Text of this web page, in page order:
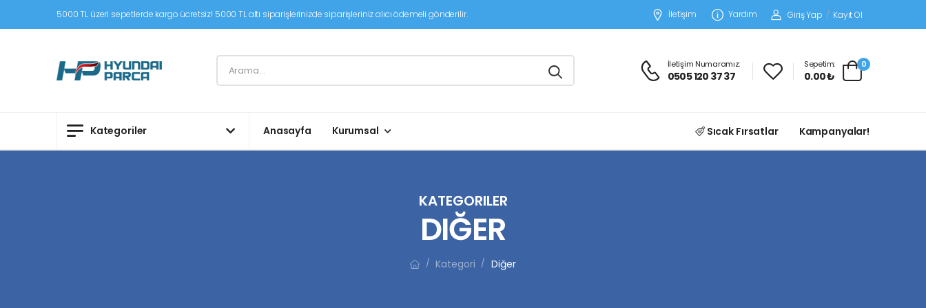
5000 TL üzeri sepetlerde kargo ücretsiz! 5000 TL altı siparişlerinizde siparişleriniz alıcı ödemeli gönderilir. İletişim Yardım Giriş Yap / Kayıt Ol
İletişim Numaramız:
0505 120 37 37
Sepetim:
0.00 ₺
0
Kategoriler Anasayfa Kurumsal Sıcak Fırsatlar Kampanyalar!
KATEGORILER
DIĞER
/ Kategori / Diğer